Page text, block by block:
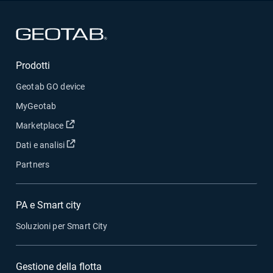
Prodotti
Geotab GO device
MyGeotab
Marketplace
Apri in una nuova finestra
Dati e analisi Apri in una nuova finestra
Partners
PA e Smart city
Soluzioni per Smart City
Gestione della flotta